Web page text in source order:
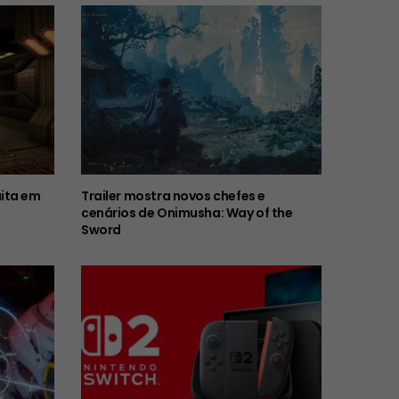
em
Trailer mostra novos chefes e
cenários de Onimusha: Way of the
Sword